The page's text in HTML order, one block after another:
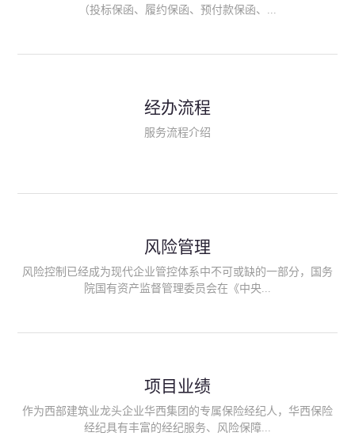
（投标保函、履约保函、预付款保函、...
险、政府公共安全责任保险/自然灾害公众责任保险、精神病监护
人责任险、首台套/首版次保险、科技保险等）；（三）传统财产
险产品；（六）保险招投标业务。随着业务的开展，华西经纪会
供专业、优质的保险经纪服务。
经办流程
服务流程介绍
风险管理
风险控制已经成为现代企业管控体系中不可或缺的一部分，国务
院国有资产监督管理委员会在《中央...
能够为客户降低风险管理成本，提高经营效率；能够为企业提供
从风险评估、风险分析、风险防范、风险转移到灾后防损、索赔
等全方位、全过程、专家式的服务，拓展和深化由保险公司提供
项目业绩
作为西部建筑业龙头企业华西集团的专属保险经纪人，华西保险
经纪具有丰富的经纪服务、风险保障...